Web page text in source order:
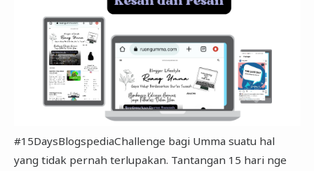
#15DaysBlogspediaChallenge bagi Umma suatu hal
yang tidak pernah terlupakan. Tantangan 15 hari nge